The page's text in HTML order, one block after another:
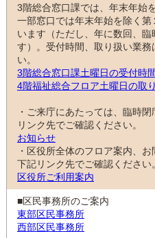
3階総合窓口課では、年末年始
一部窓口では年末年始を除く
います（ただし、年に数回、
す）。受付時間、取り扱い業
い。
3階総合窓口課土曜日の受付時間
4階福祉総合フロア土曜日の取
・ご来庁にあたっては、臨時
リンク先でご確認ください。
お知らせ
・区役所全体のフロア案内、
下記リンク先でご確認ください。
区役所ご利用案内
■区民事務所のご案内
東部区民事務所
西部区民事務所